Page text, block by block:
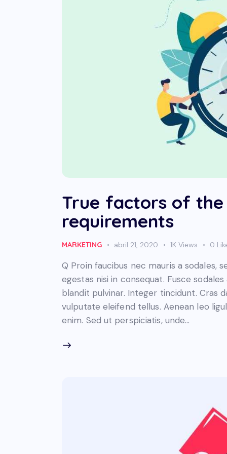
True factors of
requirements
MARKETING abril 21, 2020 1K Views 0
Q Proin faucibus nec mauris a sodales,
egestas nisi in consequat. Fusce
blandit pulvinar. Integer tincidunt. Cras
vulputate eleifend tellus. Aenean leo
enim. Sed ut perspiciatis, unde…